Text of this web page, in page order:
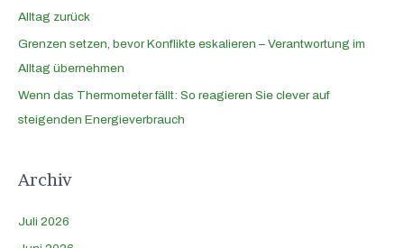
Alltag zurück
Grenzen setzen, bevor Konflikte eskalieren – Verantwortung im
Alltag übernehmen
Wenn das Thermometer fällt: So reagieren Sie clever auf
steigenden Energieverbrauch
Archiv
Juli 2026